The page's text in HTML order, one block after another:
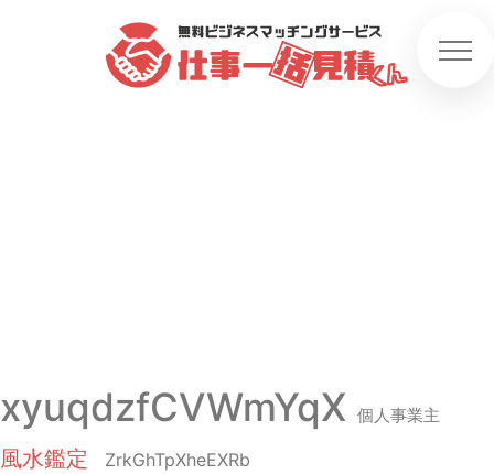
xyuqdzfCVWmYqX 個人事業主
風水鑑定
ZrkGhTpXheEXRb